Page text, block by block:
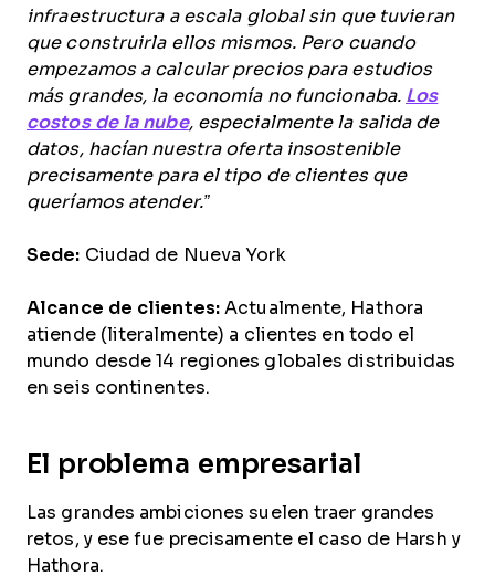
infraestructura a escala global sin que tuvieran
que construirla ellos mismos. Pero cuando
empezamos a calcular precios para estudios
más grandes, la economía no funcionaba. Los
costos de la nube, especialmente la salida de
datos, hacían nuestra oferta insostenible
precisamente para el tipo de clientes que
queríamos atender.”
Sede: Ciudad de Nueva York
Alcance de clientes: Actualmente, Hathora
atiende (literalmente) a clientes en todo el
mundo desde 14 regiones globales distribuidas
en seis continentes.
El problema empresarial
Las grandes ambiciones suelen traer grandes
retos, y ese fue precisamente el caso de Harsh y
Hathora.